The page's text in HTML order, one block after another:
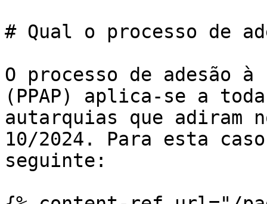
# Qual o processo de
O processo de adesão à
(PPAP) aplica-se a
autarquias que adiram
10/2024. Para esta
seguinte: